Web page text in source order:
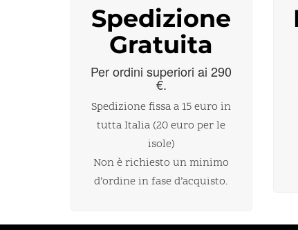
Spedizione
Gratuita
Per ordini superiori ai 290
€.
Spedizione fissa a 15 euro in
tutta Italia (20 euro per le
isole)
Non è richiesto un minimo
d’ordine in fase d’acquisto.